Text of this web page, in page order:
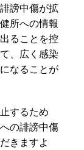
謗中傷が拡
所への情報
ることを控
、広く感染
なることが
するため
の誹謗中傷
きますよ